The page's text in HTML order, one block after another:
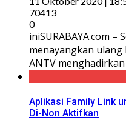
70413
0
iniSURABAYA.com –
menayangkan
ANTV menghadirkan
Aplikasi Family Link
Di-Non Aktifkan